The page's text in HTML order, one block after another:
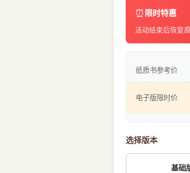
⏰ 限时特惠
活动结束后恢复
纸质书参考价
电子版限时价
选择版本
基础